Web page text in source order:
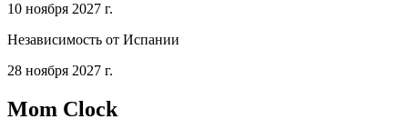
10 ноября 2027 г.
Независимость от Испании
28 ноября 2027 г.
Mom Clock